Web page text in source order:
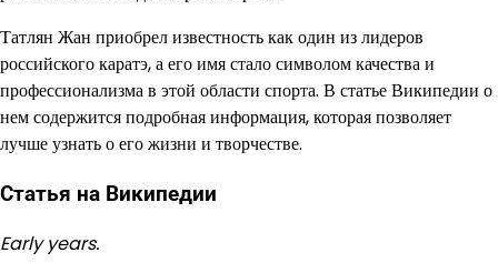
Татлян Жан приобрел известность как один из лидеров
российского каратэ, а его имя стало символом качества и
профессионализма в этой области спорта. В статье Википедии о
нем содержится подробная информация, которая позволяет
лучше узнать о его жизни и творчестве.
Статья на Википедии
Early years.